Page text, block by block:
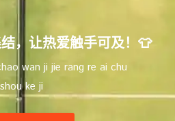
，让热爱触手可及！👕
wan ji jie rang re ai chu
shou ke ji